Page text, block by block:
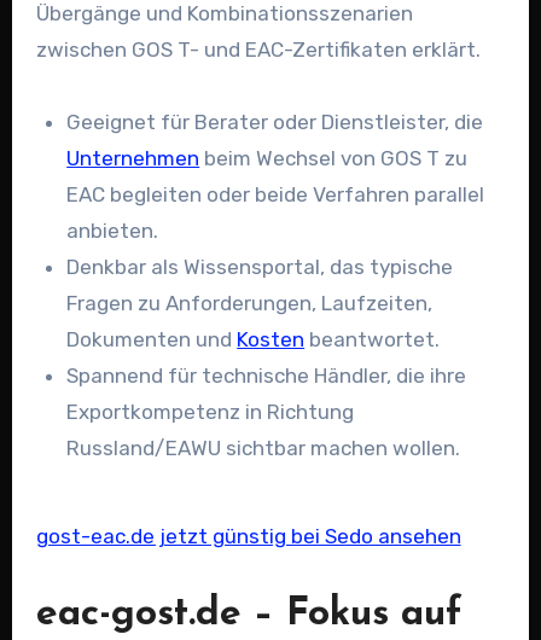
Übergänge und Kombinationsszenarien
zwischen GOS T- und EAC-Zertifikaten erklärt.
Geeignet für Berater oder Dienstleister, die
Unternehmen beim Wechsel von GOS T zu
EAC begleiten oder beide Verfahren parallel
anbieten.
Denkbar als Wissensportal, das typische
Fragen zu Anforderungen, Laufzeiten,
Dokumenten und Kosten beantwortet.
Spannend für technische Händler, die ihre
Exportkompetenz in Richtung
Russland/EAWU sichtbar machen wollen.
gost-eac.de jetzt günstig bei Sedo ansehen
eac-gost.de – Fokus auf